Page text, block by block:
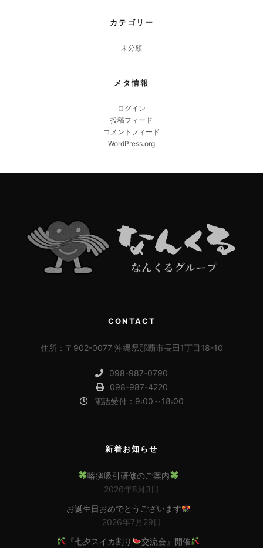
カテゴリー
未分類
メタ情報
ログイン
投稿フィード
コメントフィード
WordPress.org
CONTACT
住所：〒902-0077 沖縄県那覇市長田1丁目18-10
098-987-0790
098-987-4220
電話受付：9:00～18:00
新着お知らせ
喀痰吸引研修のご案内
2026年8月3日
お誕生日おめでとうございます
2026年7月29日
『七夕スイカ割り
交流会』開催